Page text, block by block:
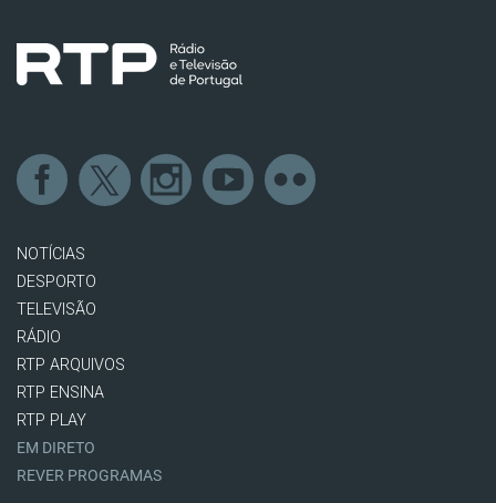
NOTÍCIAS
DESPORTO
TELEVISÃO
RÁDIO
RTP ARQUIVOS
RTP ENSINA
RTP PLAY
EM DIRETO
REVER PROGRAMAS